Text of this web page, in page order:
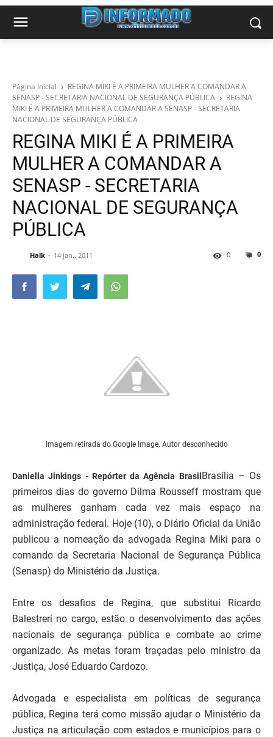
Página inicial
REGINA MIKI É A PRIMEIRA MULHER A COMANDAR A
SENASP - SECRETARIA NACIONAL DE SEGURANÇA PÚBLICA
REGINA
MIKI É A PRIMEIRA MULHER A COMANDAR A SENASP - SECRETARIA
NACIONAL DE SEGURANÇA PÚBLICA
REGINA MIKI É A PRIMEIRA
MULHER A COMANDAR A
SENASP - SECRETARIA
NACIONAL DE SEGURANÇA
PÚBLICA
Halk 14 jan., 2011 0
0
Imagem retirada do Google Image. Autor desconhecido
Daniella Jinkings - Repórter da Agência Brasil Brasília – Os
primeiros dias do governo Dilma Rousseff mostram que
as mulheres ganham cada vez mais espaço na
administração federal. Hoje (10), o Diário Oficial da União
publicou a nomeação da advogada Regina Miki para o
comando da Secretaria Nacional de Segurança Pública
(Senasp) do Ministério da Justiça.
Entre os desafios de Regina, que substitui Ricardo
Balestreri no cargo, estão o desenvolvimento das ações
nacionais de segurança pública e combate ao crime
organizado. As metas foram traçadas pelo ministro da
Justiça, José Eduardo Cardozo.
Advogada e especialista em políticas de segurança
pública, Regina terá como missão ajudar o Ministério da
Justiça na articulação com estados e municípios para o